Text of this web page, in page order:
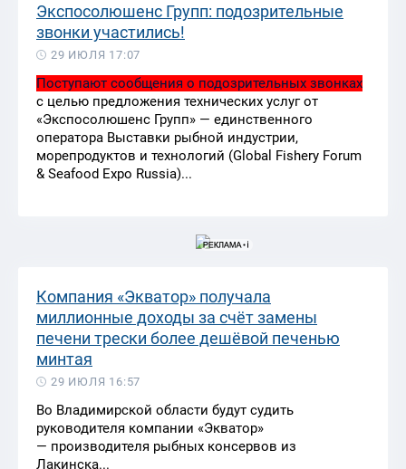
Экспосолюшенс Групп: подозрительные
звонки участились!
29 ИЮЛЯ 17:07
Поступают сообщения о подозрительных звонках
с целью предложения технических услуг от
«Экспосолюшенс Групп» — единственного
оператора Выставки рыбной индустрии,
морепродуктов и технологий (Global Fishery Forum
& Seafood Expo Russia)...
Компания «Экватор» получала
миллионные доходы за счёт замены
печени трески более дешёвой печенью
минтая
29 ИЮЛЯ 16:57
Во Владимирской области будут судить
руководителя компании «Экватор»
— производителя рыбных консервов из
Лакинска...